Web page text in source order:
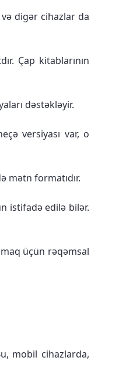
digər cihazlar da
Çap kitablarının
dəstəkləyir.
versiyası var, o
mətn formatıdır.
istifadə edilə bilər.
üçün rəqəmsal
mobil cihazlarda,